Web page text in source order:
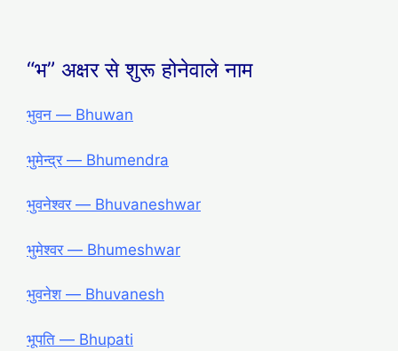
“भ” अक्षर से शुरू होनेवाले नाम
भुवन — Bhuwan
भुमेन्द्र — Bhumendra
भुवनेश्वर — Bhuvaneshwar
भुमेश्वर — Bhumeshwar
भुवनेश — Bhuvanesh
भूपति — Bhupati